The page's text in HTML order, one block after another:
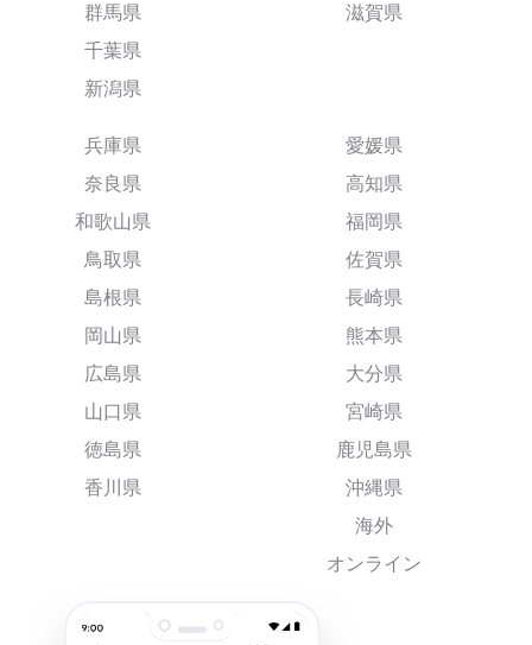
群馬県
千葉県
新潟県
滋賀県
兵庫県
奈良県
和歌山県
鳥取県
島根県
岡山県
広島県
山口県
徳島県
香川県
愛媛県
高知県
福岡県
佐賀県
長崎県
熊本県
大分県
宮崎県
鹿児島県
沖縄県
海外
オンライン